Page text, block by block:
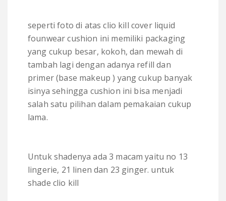
seperti foto di atas clio kill cover liquid
founwear cushion ini memiliki packaging
yang cukup besar, kokoh, dan mewah di
tambah lagi dengan adanya refill dan
primer (base makeup ) yang cukup banyak
isinya sehingga cushion ini bisa menjadi
salah satu pilihan dalam pemakaian cukup
lama.
Untuk shadenya ada 3 macam yaitu no 13
lingerie, 21 linen dan 23 ginger. untuk
shade clio kill